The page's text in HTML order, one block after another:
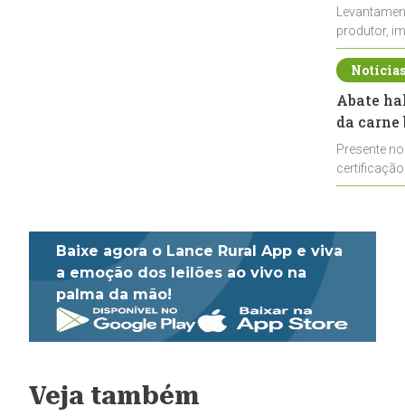
produtor,
de leite cru
Abate
da
Presente
Baixe agora o Lance Rural App e viva
a emoção dos leilões ao vivo na
palma da mão!
Veja também